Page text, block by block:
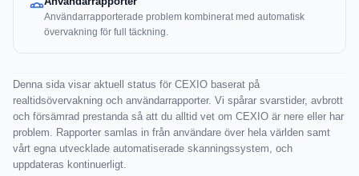
Användarrapporterade problem kombinerat med automatisk
övervakning för full täckning.
Denna sida visar aktuell status för CEXIO baserat på
realtidsövervakning och användarrapporter. Vi spårar svarstider, avbrott
och försämrad prestanda så att du alltid vet om CEXIO är nere eller har
problem. Rapporter samlas in från användare över hela världen samt
vårt egna utvecklade automatiserade skanningssystem, och
uppdateras kontinuerligt.